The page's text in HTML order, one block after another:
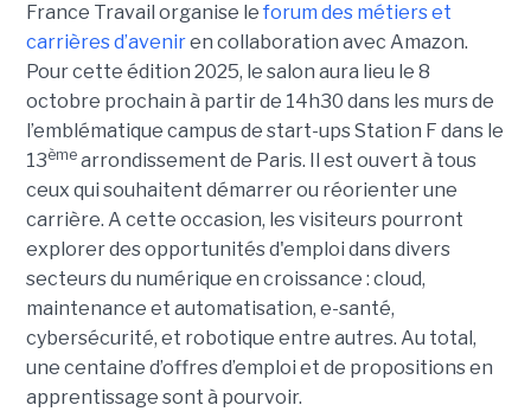
France Travail organise le forum des métiers et
carrières d’aveniren collaboration avec Amazon.
Pour cette édition 2025, le salon aura lieu le 8
octobre prochain à partir de 14h30 dans les murs de
l’emblématique campus de start-ups Station F dans le
13èmearrondissement de Paris. Il est ouvert à tous
ceux qui souhaitent démarrer ou réorienter une
carrière. A cette occasion, les visiteurs pourront
explorer des opportunités d'emploi dans divers
secteurs du numérique en croissance : cloud,
maintenance et automatisation, e-santé,
cybersécurité, et robotique entre autres. Au total,
une centaine d’offres d’emploi et de propositions en
apprentissage sont à pourvoir.